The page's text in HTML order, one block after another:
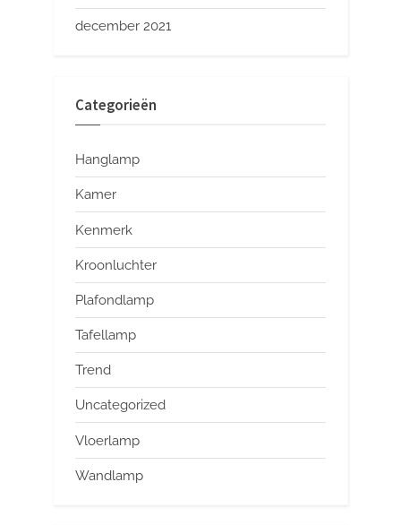
december 2021
Categorieën
Hanglamp
Kamer
Kenmerk
Kroonluchter
Plafondlamp
Tafellamp
Trend
Uncategorized
Vloerlamp
Wandlamp